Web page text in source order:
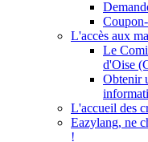
L'accès aux
Le
d'Oise
Obtenir
L'accueil des
Eazylang, ne
!